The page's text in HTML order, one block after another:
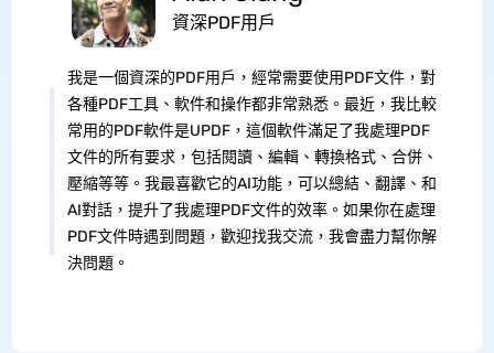
資深PDF用戶
我是一個資深的PDF用戶，經常需要使用PDF文件，對
各種PDF工具、軟件和操作都非常熟悉。最近，我比較
常用的PDF軟件是UPDF，這個軟件滿足了我處理PDF
文件的所有要求，包括閱讀、編輯、轉換格式、合併、
壓縮等等。我最喜歡它的AI功能，可以總結、翻譯、和
AI對話，提升了我處理PDF文件的效率。如果你在處理
PDF文件時遇到問題，歡迎找我交流，我會盡力幫你解
決問題。